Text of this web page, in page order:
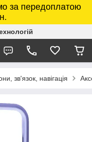
за передоплатою
зв'язок, навігація